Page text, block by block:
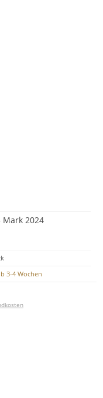
Mark 2024
3-4 Wochen